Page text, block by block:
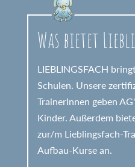
Was bietet
LIEBLINGSFACH
Schulen. Unsere
TrainerInnen geben
Kinder. Außerdem
zur/m Lieblingsfach-
Aufbau-Kurse an.